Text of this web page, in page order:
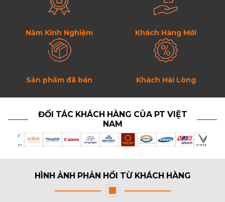
Năm Kinh Nghiệm Khách Hàng Mới
Sản phẩm đã bán Khách Hài Lòng
ĐỐI TÁC KHÁCH HÀNG CỦA PT VIỆT
NAM
HÌNH ẢNH PHẢN HỒI TỪ KHÁCH HÀNG